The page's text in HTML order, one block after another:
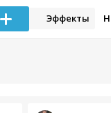
Эффекты